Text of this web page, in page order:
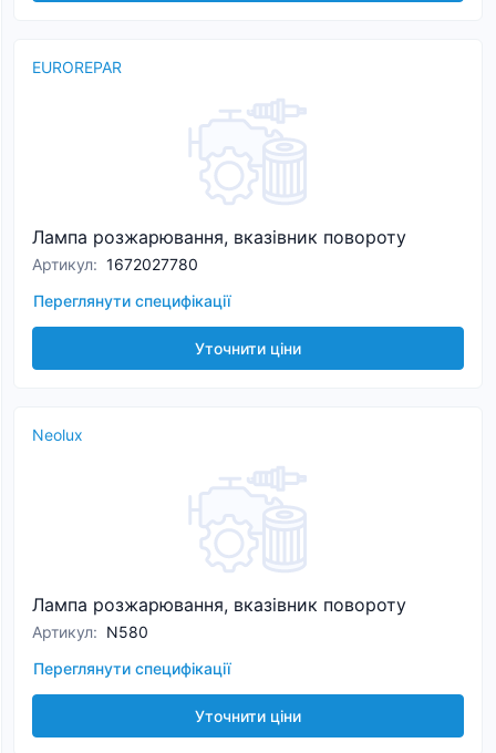
EUROREPAR
Лампа розжарювання, вказівник повороту
Артикул: 1672027780
Переглянути специфікації
Уточнити ціни
Neolux
Лампа розжарювання, вказівник повороту
Артикул: N580
Переглянути специфікації
Уточнити ціни